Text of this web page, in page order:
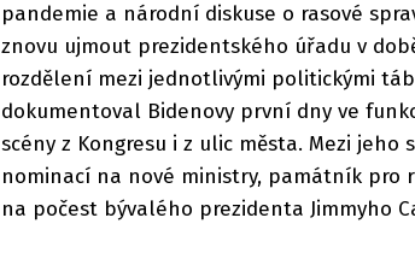
pandemie a národní diskuse o rasové
znovu ujmout prezidentského úřadu v
rozdělení mezi jednotlivými politickými
dokumentoval Bidenovy první dny ve
scény z Kongresu i z ulic města. Mezi
nominací na nové ministry, památník pro
na počest bývalého prezidenta Jimmyho